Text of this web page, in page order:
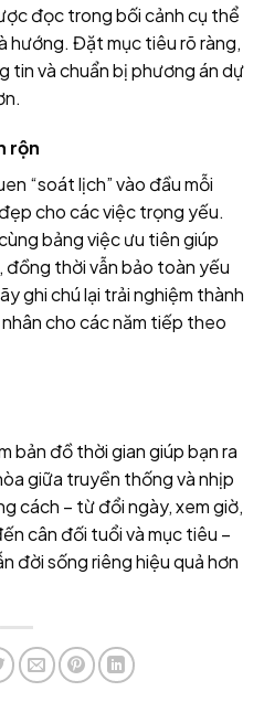
đọc trong bối cảnh cụ thể
hướng. Đặt mục tiêu rõ ràng,
tin và chuẩn bị phương án dự
rộn
“soát lịch” vào đầu mỗi
cho các việc trọng yếu.
bảng việc ưu tiên giúp
thời vẫn bảo toàn yếu
ghi chú lại trải nghiệm thành
cho các năm tiếp theo
bản đồ thời gian giúp bạn ra
giữa truyền thống và nhịp
cách – từ đổi ngày, xem giờ,
cân đối tuổi và mục tiêu –
đời sống riêng hiệu quả hơn